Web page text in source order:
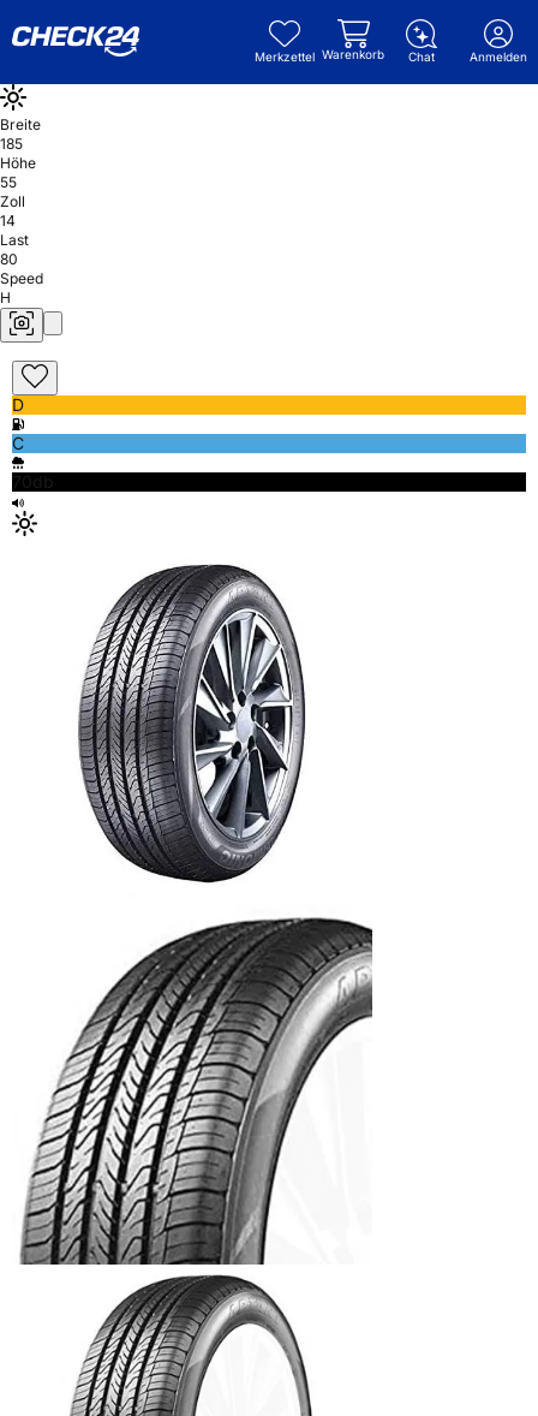
Merkzettel Warenkorb Chat Anmelden
Breite
185
Höhe
55
Zoll
14
Last
80
Speed
H
D
C
70db